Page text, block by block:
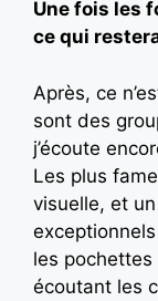
Une fois les
ce qui
Après, ce
sont des
j’écoute
Les plus
visuelle, et
les pochettes
écoutant les